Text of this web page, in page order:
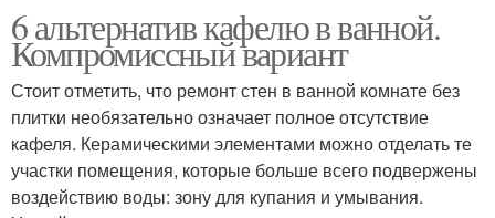
6 альтернатив кафелю в ванной.
Компромиссный вариант
Стоит отметить, что ремонт стен в ванной комнате без
плитки необязательно означает полное отсутствие
кафеля. Керамическими элементами можно отделать те
участки помещения, которые больше всего подвержены
воздействию воды: зону для купания и умывания.